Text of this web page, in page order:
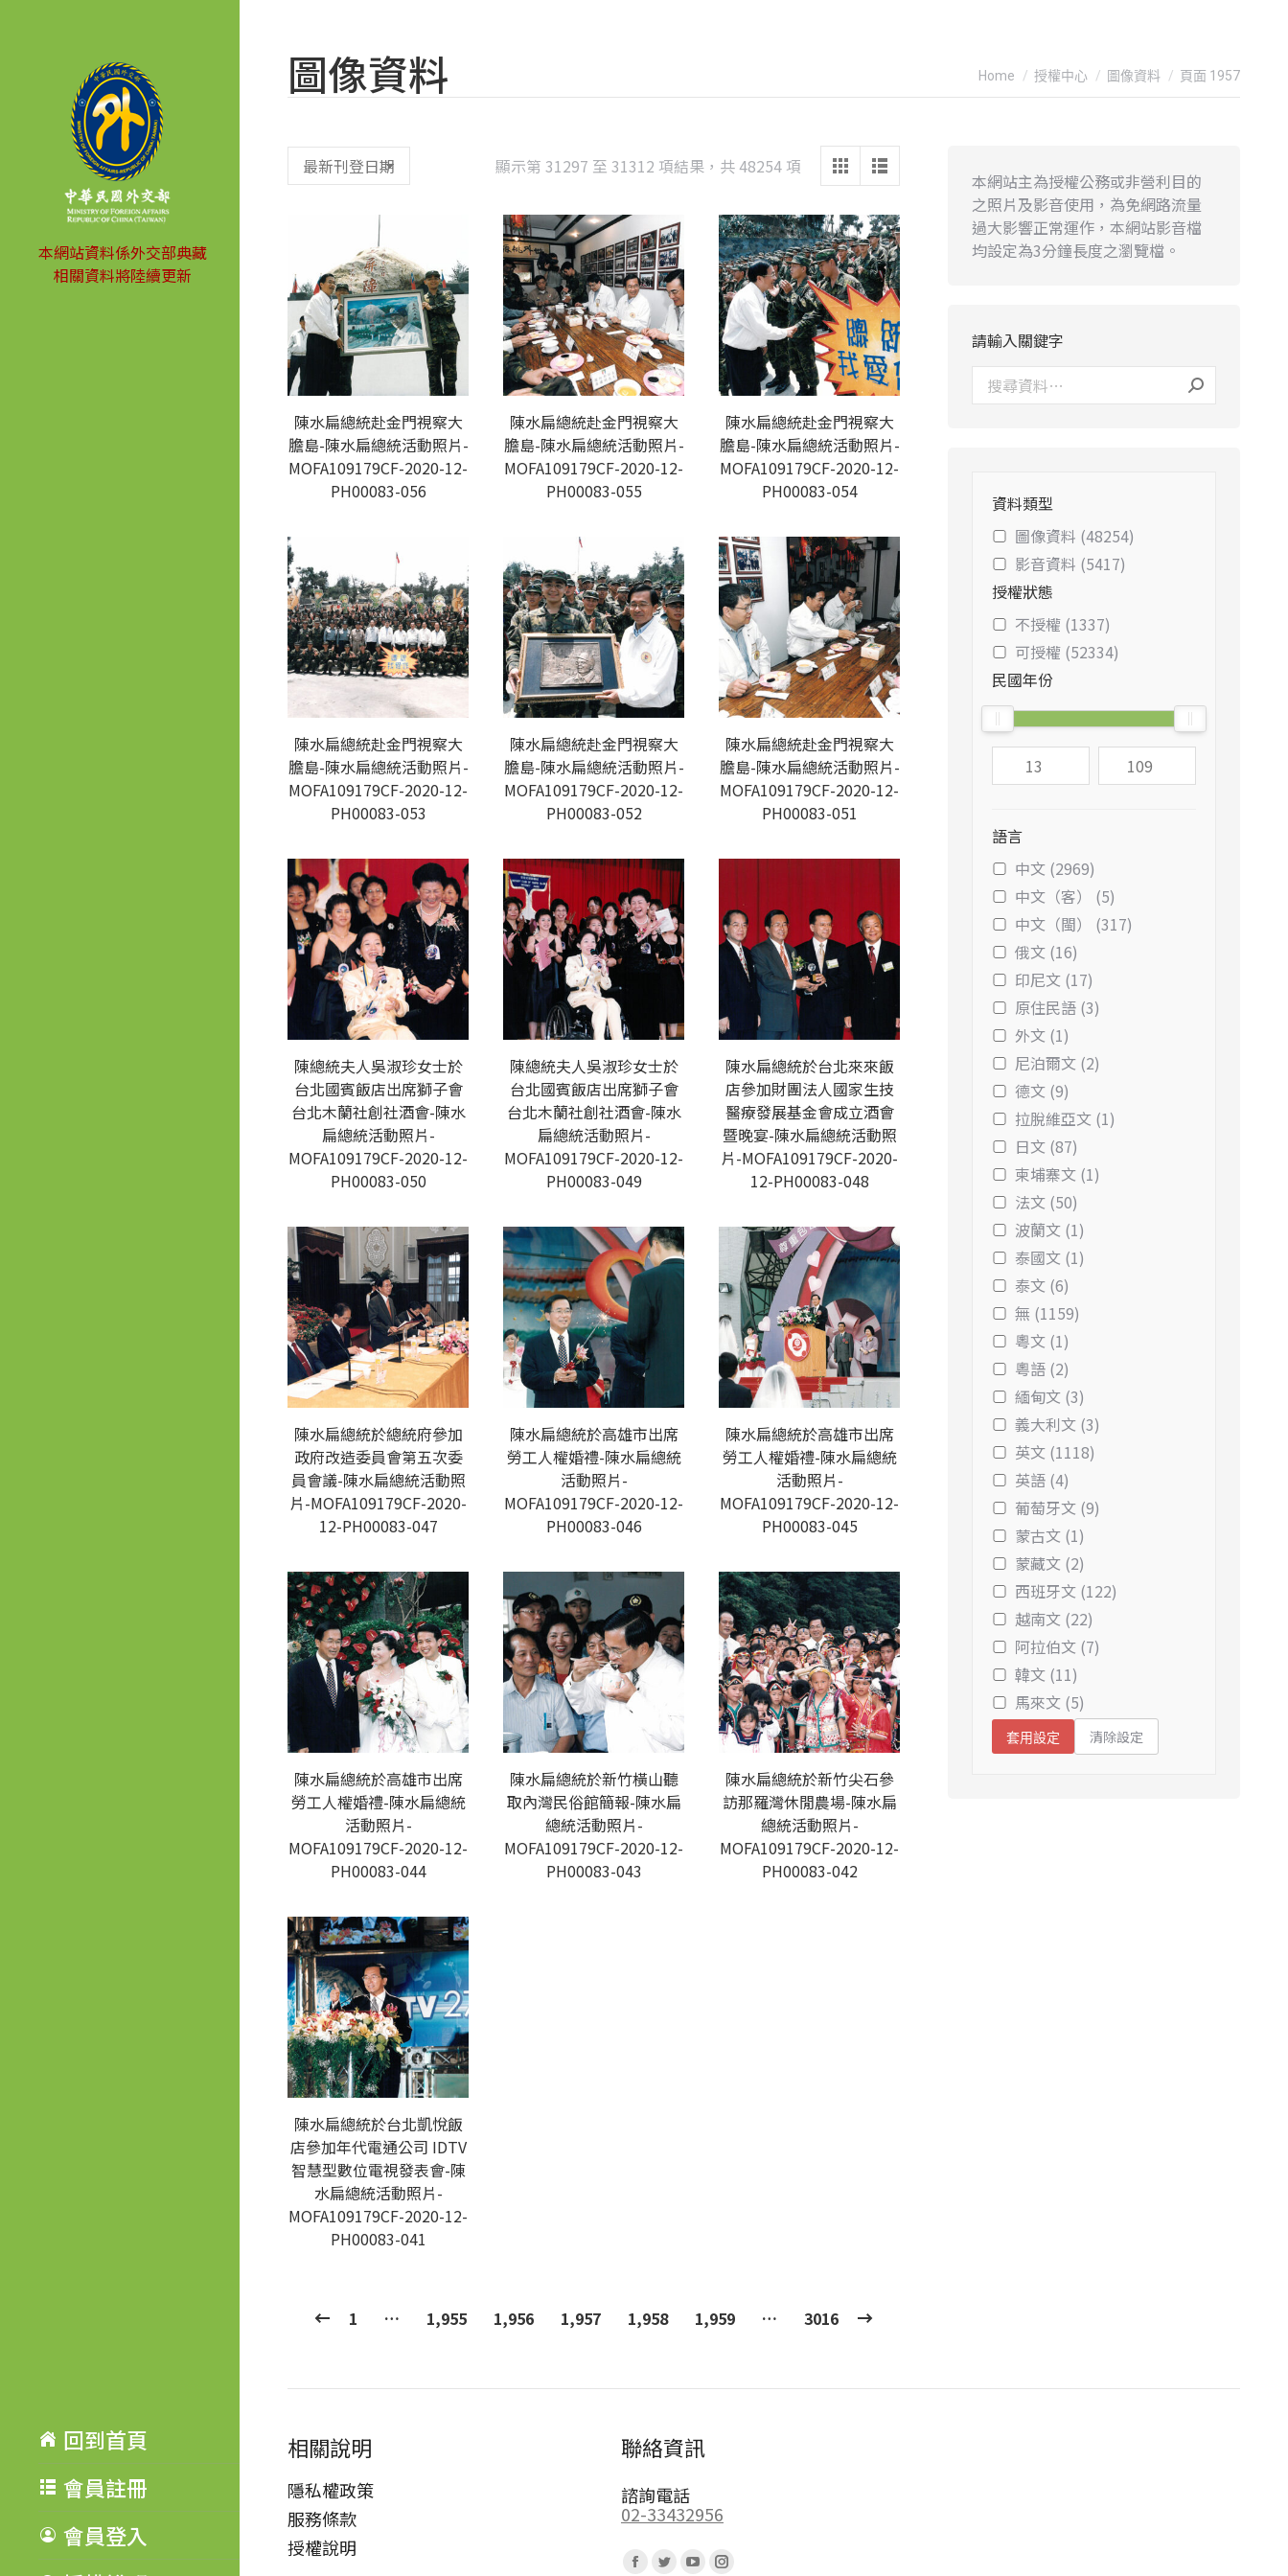
本網站資料係外交部典藏
相關資料將陸續更新
回到首頁
會員註冊
會員登入
圖像資料 You are here:
Home 授權中心 圖像資料 頁面 1957
顯示第 31297 至 31312 項結果，共 48254 項 Sorted
latest
陳水扁總統赴金門視察大
膽島-陳水扁總統活動照片-
MOFA109179CF-2020-12-
PH00083-056
陳水扁總統赴金門視察大
膽島-陳水扁總統活動照片-
MOFA109179CF-2020-12-
PH00083-055
陳水扁總統赴金門視察大
膽島-陳水扁總統活動照片-
MOFA109179CF-2020-12-
PH00083-054
陳水扁總統赴金門視察大
膽島-陳水扁總統活動照片-
MOFA109179CF-2020-12-
PH00083-053
陳水扁總統赴金門視察大
膽島-陳水扁總統活動照片-
MOFA109179CF-2020-12-
PH00083-052
陳水扁總統赴金門視察大
膽島-陳水扁總統活動照片-
MOFA109179CF-2020-12-
PH00083-051
陳總統夫人吳淑珍女士於
台北國賓飯店出席獅子會
台北木蘭社創社酒會-陳水
扁總統活動照片-
MOFA109179CF-2020-12-
PH00083-050
陳總統夫人吳淑珍女士於
台北國賓飯店出席獅子會
台北木蘭社創社酒會-陳水
扁總統活動照片-
MOFA109179CF-2020-12-
PH00083-049
陳水扁總統於台北來來飯
店參加財團法人國家生技
醫療發展基金會成立酒會
暨晚宴-陳水扁總統活動照
片-MOFA109179CF-2020-
12-PH00083-048
陳水扁總統於總統府參加
政府改造委員會第五次委
員會議-陳水扁總統活動照
片-MOFA109179CF-2020-
12-PH00083-047
陳水扁總統於高雄市出席
勞工人權婚禮-陳水扁總統
活動照片-
MOFA109179CF-2020-12-
PH00083-046
陳水扁總統於高雄市出席
勞工人權婚禮-陳水扁總統
活動照片-
MOFA109179CF-2020-12-
PH00083-045
陳水扁總統於高雄市出席
勞工人權婚禮-陳水扁總統
活動照片-
MOFA109179CF-2020-12-
PH00083-044
陳水扁總統於新竹橫山聽
取內灣民俗館簡報-陳水扁
總統活動照片-
MOFA109179CF-2020-12-
PH00083-043
陳水扁總統於新竹尖石參
訪那羅灣休閒農場-陳水扁
總統活動照片-
MOFA109179CF-2020-12-
PH00083-042
陳水扁總統於台北凱悅飯
店參加年代電通公司 IDTV
智慧型數位電視發表會-陳
水扁總統活動照片-
MOFA109179CF-2020-12-
PH00083-041
1 … 1,955 1,956 1,957 1,958 1,959 … 3016
本網站主為授權公務或非營利目的
之照片及影音使用，為免網路流量
過大影響正常運作，本網站影音檔
均設定為3分鐘長度之瀏覽檔。
請輸入關鍵字
資料類型
圖像資料 (48254)
影音資料 (5417)
授權狀態
不授權 (1337)
可授權 (52334)
民國年份
語言
中文 (2969)
中文（客） (5)
中文（閩） (317)
俄文 (16)
印尼文 (17)
原住民語 (3)
外文 (1)
尼泊爾文 (2)
德文 (9)
拉脫維亞文 (1)
日文 (87)
柬埔寨文 (1)
法文 (50)
波蘭文 (1)
泰國文 (1)
泰文 (6)
無 (1159)
粵文 (1)
粵語 (2)
緬甸文 (3)
義大利文 (3)
英文 (1118)
英語 (4)
葡萄牙文 (9)
蒙古文 (1)
蒙藏文 (2)
西班牙文 (122)
越南文 (22)
阿拉伯文 (7)
韓文 (11)
馬來文 (5)
套用設定 清除設定
相關說明
隱私權政策
服務條款
授權說明
聯絡資訊
諮詢電話
02-33432956